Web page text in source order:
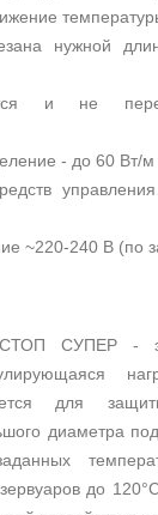
нужной
и не
- до 60 Вт/м
~220-240 В (по
СУПЕР -
для
диаметра
до